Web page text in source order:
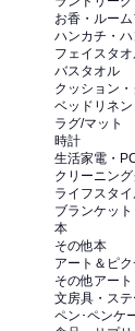
お香・ルー
ハンカチ・
フェイスタ
バスタオル
クッション
ベッドリネン
ラグ/マット
時計
生活家電・
クリーニン
ライフスタ
ブランケッ
本
その他本
アート＆ピ
その他アー
文房具・ス
ペン･ペンケ